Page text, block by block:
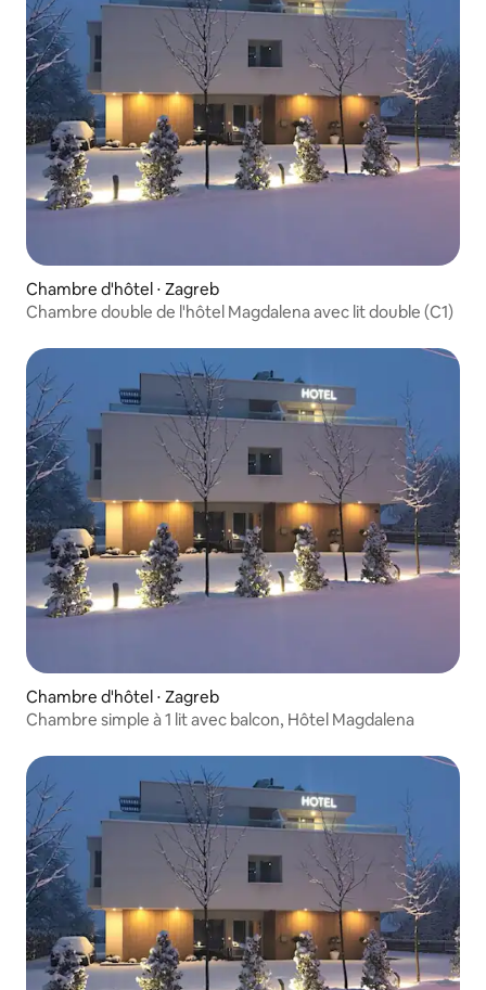
Chambre d'hôtel ⋅ Zagreb
Chambre double de l'hôtel Magdalena avec lit double (C1)
Chambre d'hôtel ⋅ Zagreb
Chambre simple à 1 lit avec balcon, Hôtel Magdalena